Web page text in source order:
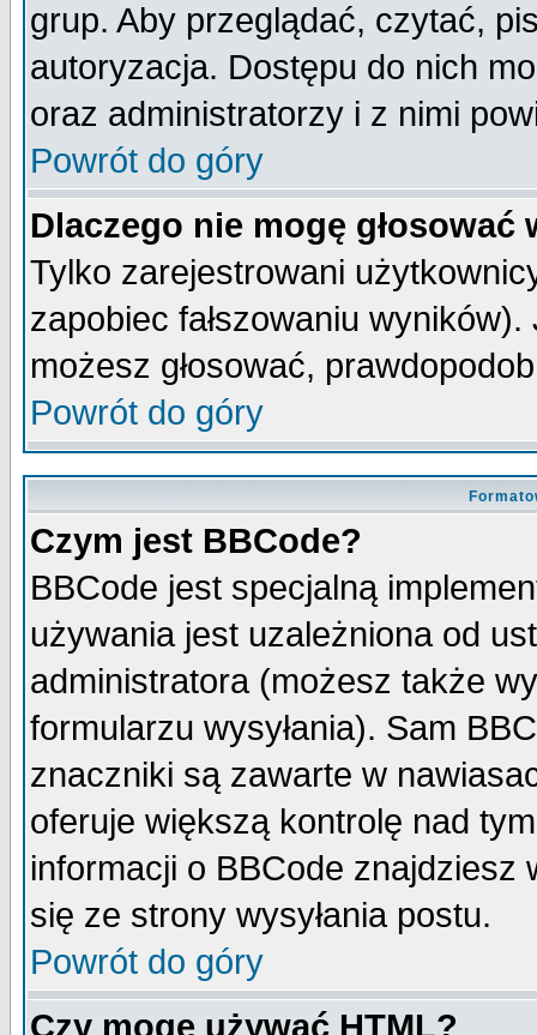
grup. Aby przeglądać, czytać,
autoryzacja. Dostępu do nich
oraz administratorzy i z nimi
Powrót do góry
Dlaczego nie mogę głosować
Tylko zarejestrowani
zapobiec fałszowaniu
możesz głosować,
Powrót do góry
Czym jest BBCode?
BBCode jest specjalną
używania jest uzależniona od
administratora (możesz także
formularzu wysyłania). Sam
znaczniki są zawarte w
oferuje większą kontrolę nad
informacji o BBCode
się ze strony wysyłania postu.
Powrót do góry
Czy mogę używać HTML?